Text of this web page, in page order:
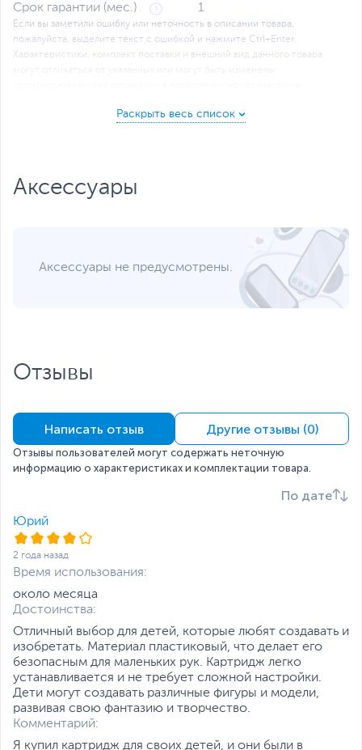
Срок гарантии (мес.) 1
Если вы заметили ошибку или неточность в описании товара,
пожалуйста, выделите текст с ошибкой и нажмите Ctrl+Enter.
Xарактеристики, комплект поставки и внешний вид данного товара
Аксессуары
Аксессуары не предусмотрены.
Отзывы
Написать отзыв Другие отзывы (0)
Отзывы пользователей могут содержать неточную
информацию о характеристиках и комплектации товара.
По дате
Юрий
2 года назад
Время использования:
около месяца
Достоинства:
Отличный выбор для детей, которые любят создавать и
изобретать. Материал пластиковый, что делает его
безопасным для маленьких рук. Картридж легко
устанавливается и не требует сложной настройки.
Дети могут создавать различные фигуры и модели,
развивая свою фантазию и творчество.
Комментарий:
Я купил картридж для своих детей, и они были в